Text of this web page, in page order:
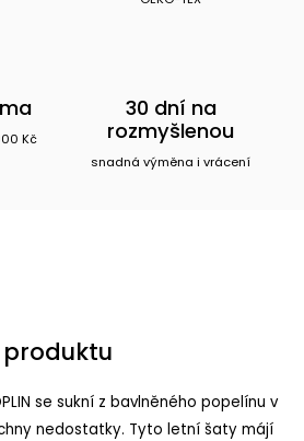
Kč
30 dní na
rozmyšlenou
snadná výměna i vrácení
se sukní z bavlněného popelínu v
nedostatky. Tyto letní šaty májí